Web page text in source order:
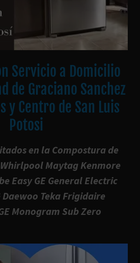
Servicio a Domicilio
de Graciano Sanchez
y Centro de San Luis
Potosi
en la Compostura de
Maytag Kenmore
Easy GE General Electric
Daewoo Teka Frigidaire
Monogram Sub Zero